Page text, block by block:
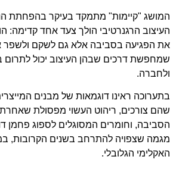
המושג "קיימות" מתמקד בעיקר בהפחתת
העיצוב הרגנרטיבי הולך צעד אחד קדימה:
את הפגיעה בסביבה אלא גם לשקם ולשפר
שמחפשת דרכים שבהן העיצוב יכול לתרום
ולחברה.
בתערוכה ראינו דוגמאות של מבנים
שהם צורכים, ריהוט העשוי מפסולת
הסביבה, וחומרים המסוגלים לספוג פחמן
מגמה שצפויה להתרחב בשנים הקרובות,
האקלימי הגלובלי.